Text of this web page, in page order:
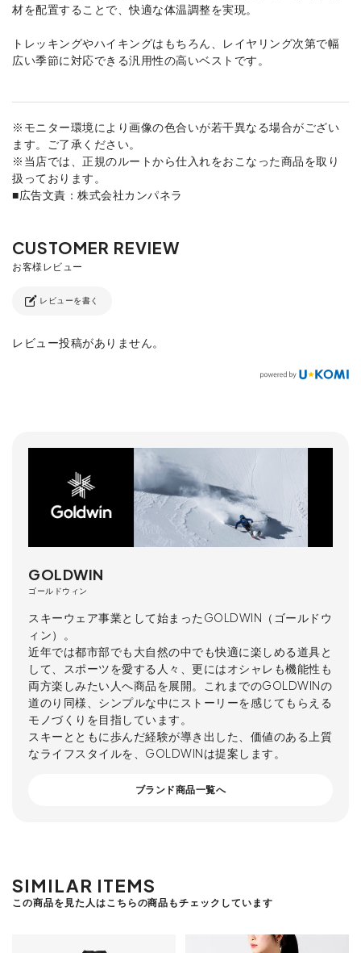
材を配置することで、快適な体温調整を実現。
トレッキングやハイキングはもちろん、レイヤリング次第で幅
広い季節に対応できる汎用性の高いベストです。
※モニター環境により画像の色合いが若干異なる場合がござい
ます。ご了承ください。
※当店では、正規のルートから仕入れをおこなった商品を取り
扱っております。
■広告文責：株式会社カンパネラ
レビューを書く
レビュー投稿がありません。
GOLDWIN
ゴールドウィン
スキーウェア事業として始まったGOLDWIN（ゴールドウ
ィン）。
近年では都市部でも大自然の中でも快適に楽しめる道具と
して、スポーツを愛する人々、更にはオシャレも機能性も
両方楽しみたい人へ商品を展開。これまでのGOLDWINの
道のり同様、シンプルな中にストーリーを感じてもらえる
モノづくりを目指しています。
スキーとともに歩んだ経験が導き出した、価値のある上質
なライフスタイルを、GOLDWINは提案します。
ブランド商品一覧へ
SIMILAR ITEMS
この商品を見た人はこちらの商品もチェックしています